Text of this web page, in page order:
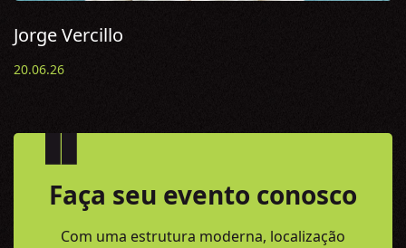
Jorge Vercillo
20.06.26
Faça seu evento conosco
Com uma estrutura moderna, localização